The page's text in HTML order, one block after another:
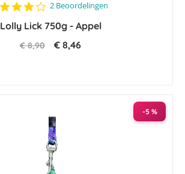
4.0
rating
2 Beoordelingen
Lolly Lick 750g - Appel
€ 8,90 € 8,46
-5 %